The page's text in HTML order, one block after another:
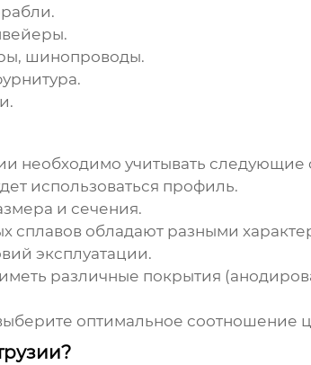
шинопроводы.
необходимо учитывать следующие
использоваться профиль.
и сечения.
обладают разными
эксплуатации.
различные покрытия
оптимальное соотношение